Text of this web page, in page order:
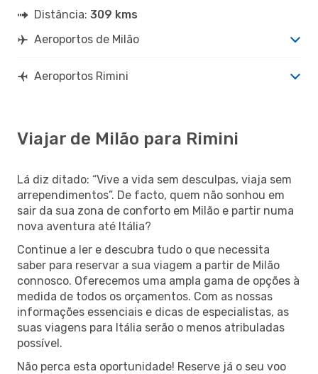
Distância: 309 kms
Aeroportos de Milão
Aeroportos Rimini
Viajar de Milão para Rimini
Lá diz ditado: “Vive a vida sem desculpas, viaja sem
arrependimentos”. De facto, quem não sonhou em
sair da sua zona de conforto em Milão e partir numa
nova aventura até Itália?
Continue a ler e descubra tudo o que necessita
saber para reservar a sua viagem a partir de Milão
connosco. Oferecemos uma ampla gama de opções à
medida de todos os orçamentos. Com as nossas
informações essenciais e dicas de especialistas, as
suas viagens para Itália serão o menos atribuladas
possível.
Não perca esta oportunidade! Reserve já o seu voo